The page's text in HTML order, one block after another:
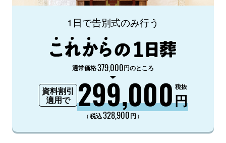
1日で告別式のみ行う
通常価格379,000円のところ
資料割引
適用で
299,000円
税抜
（税込328,900円 ）